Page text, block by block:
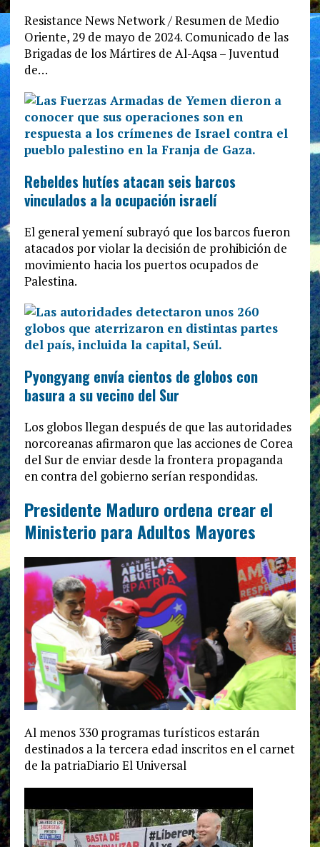
Resistance News Network / Resumen de Medio
Oriente, 29 de mayo de 2024. Comunicado de las
Brigadas de los Mártires de Al-Aqsa – Juventud
de…
Rebeldes hutíes atacan seis barcos
vinculados a la ocupación israelí
El general yemení subrayó que los barcos fueron
atacados por violar la decisión de prohibición de
movimiento hacia los puertos ocupados de
Palestina.
Pyongyang envía cientos de globos con
basura a su vecino del Sur
Los globos llegan después de que las autoridades
norcoreanas afirmaron que las acciones de Corea
del Sur de enviar desde la frontera propaganda
en contra del gobierno serían respondidas.
Presidente Maduro ordena crear el
Ministerio para Adultos Mayores
Al menos 330 programas turísticos estarán
destinados a la tercera edad inscritos en el carnet
de la patriaDiario El Universal